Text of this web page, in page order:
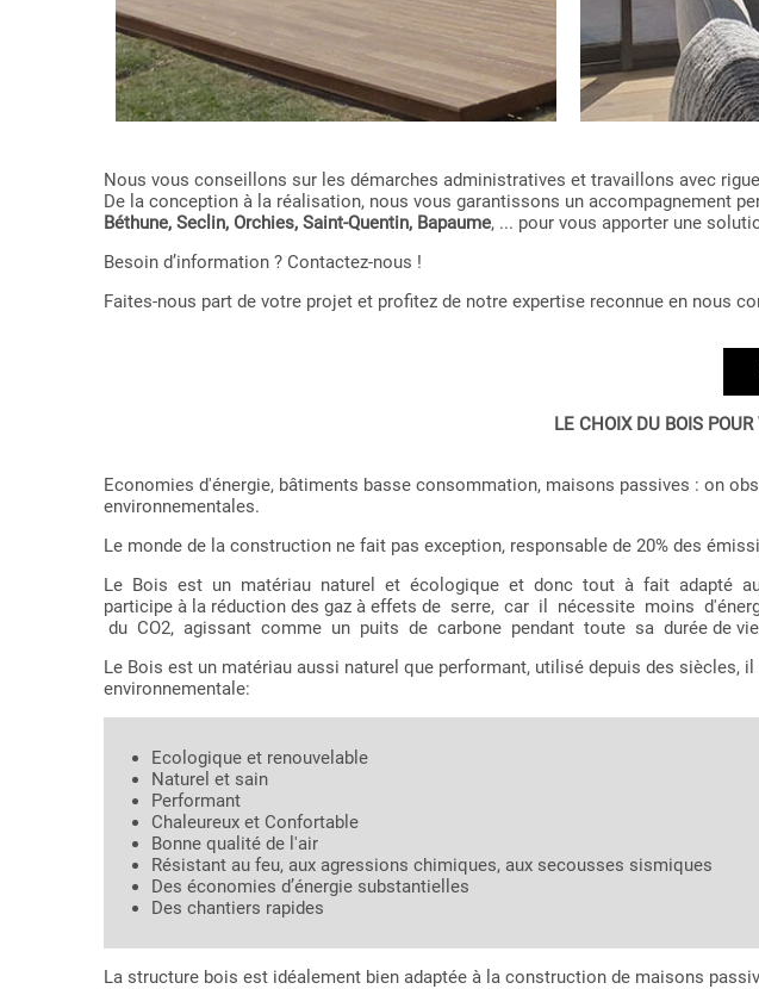
Nous vous conseillons sur les démarches administratives et travaillons avec
De la conception à la réalisation, nous vous garantissons un accompagnement
Béthune, Seclin, Orchies, Saint-Quentin, Bapaume, ... pour vous apporter une
Besoin d’information ? Contactez-nous !
Faites-nous part de votre projet et profitez de notre expertise reconnue en nous
LE CHOIX DU BOIS
Economies d'énergie, bâtiments basse consommation, maisons passives : on
environnementales.
Le monde de la construction ne fait pas exception, responsable de 20% des
Le Bois est un matériau naturel et écologique et donc tout à fait adapté aux
participe à la réduction des gaz à effets de serre, car il nécessite moins
du CO2, agissant comme un puits de carbone pendant toute sa durée de
Le Bois est un matériau aussi naturel que performant, utilisé depuis des siècles,
environnementale:
Ecologique et renouvelable
Naturel et sain
Performant
Chaleureux et Confortable
Bonne qualité de l'air
Résistant au feu, aux agressions chimiques, aux secousses sismiques
Des économies d’énergie substantielles
Des chantiers rapides
La structure bois est idéalement bien adaptée à la construction de maisons